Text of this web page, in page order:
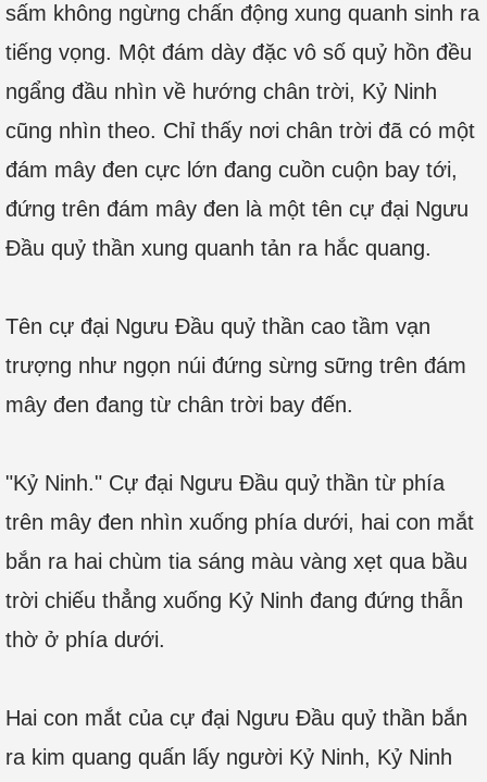
sấm không ngừng chấn động xung quanh sinh ra
tiếng vọng. Một đám dày đặc vô số quỷ hồn đều
ngẩng đầu nhìn về hướng chân trời, Kỷ Ninh
cũng nhìn theo. Chỉ thấy nơi chân trời đã có một
đám mây đen cực lớn đang cuồn cuộn bay tới,
đứng trên đám mây đen là một tên cự đại Ngưu
Đầu quỷ thần xung quanh tản ra hắc quang.
Tên cự đại Ngưu Đầu quỷ thần cao tầm vạn
trượng như ngọn núi đứng sừng sững trên đám
mây đen đang từ chân trời bay đến.
"Kỷ Ninh." Cự đại Ngưu Đầu quỷ thần từ phía
trên mây đen nhìn xuống phía dưới, hai con mắt
bắn ra hai chùm tia sáng màu vàng xẹt qua bầu
trời chiếu thẳng xuống Kỷ Ninh đang đứng thẫn
thờ ở phía dưới.
Hai con mắt của cự đại Ngưu Đầu quỷ thần bắn
ra kim quang quấn lấy người Kỷ Ninh, Kỷ Ninh